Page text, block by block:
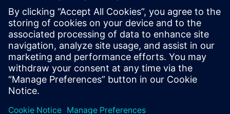
Давайте поговоримо!
Зверніться із запитаннями чи коментарями. Ми тут,